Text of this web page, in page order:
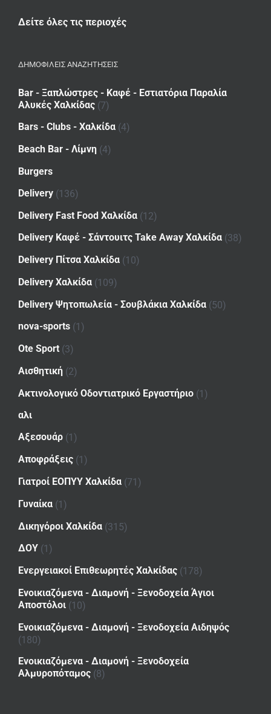
Δείτε όλες τις περιοχές
ΔΗΜΟΦΙΛΕΙΣ ΑΝΑΖΗΤΗΣΕΙΣ
Bar - Ξαπλώστρες - Καφέ - Εστιατόρια Παραλία
Αλυκές Χαλκίδας (7)
Bars - Clubs - Χαλκίδα (4)
Beach Bar - Λίμνη (4)
Burgers
Delivery (136)
Delivery Fast Food Χαλκίδα (12)
Delivery Καφέ - Σάντουιτς Take Away Χαλκίδα (38)
Delivery Πίτσα Χαλκίδα (10)
Delivery Χαλκίδα (109)
Delivery Ψητοπωλεία - Σουβλάκια Χαλκίδα (50)
nova-sports (1)
Ote Sport (3)
Αισθητική (2)
Ακτινολογικό Οδοντιατρικό Εργαστήριο (1)
αλι
Αξεσουάρ (1)
Αποφράξεις (1)
Γιατροί ΕΟΠΥΥ Χαλκίδα (71)
Γυναίκα (1)
Δικηγόροι Χαλκίδα (315)
ΔΟΥ (1)
Ενεργειακοί Επιθεωρητές Χαλκίδας (178)
Ενοικιαζόμενα - Διαμονή - Ξενοδοχεία Άγιοι
Αποστόλοι (10)
Ενοικιαζόμενα - Διαμονή - Ξενοδοχεία Αιδηψός
(180)
Ενοικιαζόμενα - Διαμονή - Ξενοδοχεία
Αλμυροπόταμος (8)